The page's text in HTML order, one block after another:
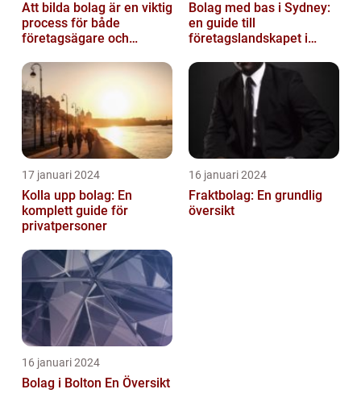
Att bilda bolag är en viktig
process för både
företagsägare och
etablera en ...
Bolag med bas i Sydney:
en guide till
företagslandskapet i
stad
17 januari 2024
Kolla upp bolag: En
komplett guide för
privatpersoner
16 januari 2024
Fraktbolag: En grundlig
översikt
16 januari 2024
Bolag i Bolton En Översikt